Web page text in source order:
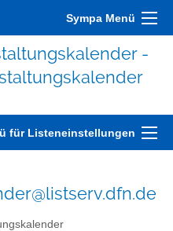
Sympa Menü
-
für Listeneinstellungen